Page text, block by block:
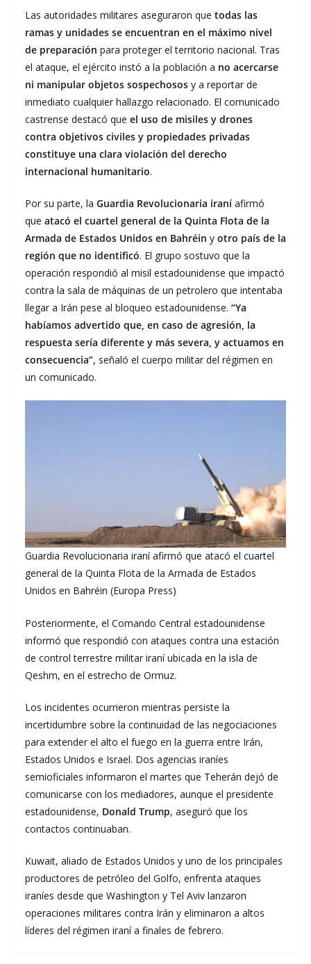
Las autoridades militares aseguraron que todas las
ramas y unidades se encuentran en el máximo nivel
de preparación para proteger el territorio nacional. Tras
el ataque, el ejército instó a la población a no acercarse
ni manipular objetos sospechosos y a reportar de
inmediato cualquier hallazgo relacionado. El comunicado
castrense destacó que el uso de misiles y drones
contra objetivos civiles y propiedades privadas
constituye una clara violación del derecho
internacional humanitario.
Por su parte, la Guardia Revolucionaria iraníafirmó
que atacó el cuartel general de la Quinta Flota de la
Armada de Estados Unidos en Bahréin y otro país de la
región que no identificó. El grupo sostuvo que la
operación respondió al misil estadounidense que impactó
contra la sala de máquinas de un petrolero que intentaba
llegar a Irán pese al bloqueo estadounidense. “Ya
habíamos advertido que, en caso de agresión, la
respuesta sería diferente y más severa, y actuamos en
consecuencia”, señaló el cuerpo militar del régimen en
un comunicado.
Guardia Revolucionaria iraní afirmó que atacó el cuartel
general de la Quinta Flota de la Armada de Estados
Unidos en Bahréin (Europa Press)
Posteriormente, el Comando Central estadounidense
informó que respondió con ataques contra una estación
de control terrestre militar iraní ubicada en la isla de
Qeshm, en el estrecho de Ormuz.
Los incidentes ocurrieron mientras persiste la
incertidumbre sobre la continuidad de las negociaciones
para extender el alto el fuego en la guerra entre Irán,
Estados Unidos e Israel. Dos agencias iraníes
semioficiales informaron el martes que Teherán dejó de
comunicarse con los mediadores, aunque el presidente
estadounidense, Donald Trump, aseguró que los
contactos continuaban.
Kuwait, aliado de Estados Unidos y uno de los principales
productores de petróleo del Golfo, enfrenta ataques
iraníes desde que Washington y Tel Aviv lanzaron
operaciones militares contra Irán y eliminaron a altos
líderes del régimen iraní a finales de febrero.